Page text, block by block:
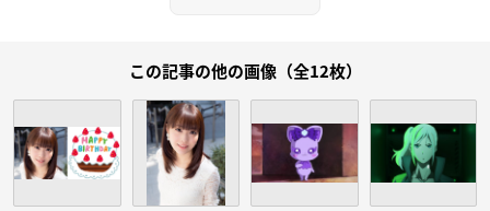
この記事の他の画像（全12枚）